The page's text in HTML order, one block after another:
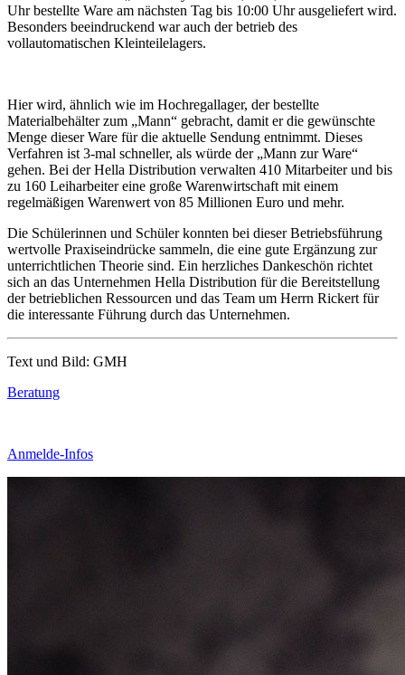
Uhr bestellte Ware am nächsten Tag bis 10:00 Uhr ausgeliefert wird.
Besonders beeindruckend war auch der betrieb des
vollautomatischen Kleinteilelagers.
Hier wird, ähnlich wie im Hochregallager, der bestellte
Materialbehälter zum „Mann“ gebracht, damit er die gewünschte
Menge dieser Ware für die aktuelle Sendung entnimmt. Dieses
Verfahren ist 3-mal schneller, als würde der „Mann zur Ware“
gehen. Bei der Hella Distribution verwalten 410 Mitarbeiter und bis
zu 160 Leiharbeiter eine große Warenwirtschaft mit einem
regelmäßigen Warenwert von 85 Millionen Euro und mehr.
Die Schülerinnen und Schüler konnten bei dieser Betriebsführung
wertvolle Praxiseindrücke sammeln, die eine gute Ergänzung zur
unterrichtlichen Theorie sind. Ein herzliches Dankeschön richtet
sich an das Unternehmen Hella Distribution für die Bereitstellung
der betrieblichen Ressourcen und das Team um Herrn Rickert für
die interessante Führung durch das Unternehmen.
Text und Bild: GMH
Beratung
Anmelde-Infos